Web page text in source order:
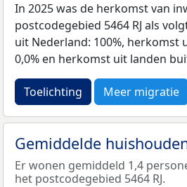
In 2025 was de herkomst van
postcodegebied 5464 RJ als
uit Nederland: 100%, herkomst
0,0% en herkomst uit landen
Toelichting Meer migratie
Gemiddelde
Er wonen gemiddeld 1,4
het postcodegebied 5464 RJ.